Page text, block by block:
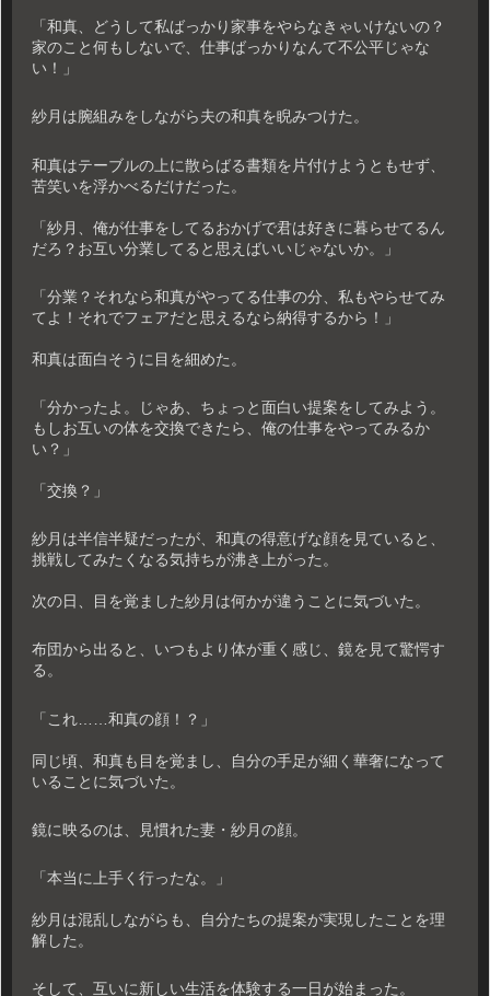
「和真、どうして私ばっかり家事をやらなきゃいけないの？
家のこと何もしないで、仕事ばっかりなんて不公平じゃな
い！」
紗月は腕組みをしながら夫の和真を睨みつけた。
和真はテーブルの上に散らばる書類を片付けようともせず、
苦笑いを浮かべるだけだった。
「紗月、俺が仕事をしてるおかげで君は好きに暮らせてるん
だろ？お互い分業してると思えばいいじゃないか。」
「分業？それなら和真がやってる仕事の分、私もやらせてみ
てよ！それでフェアだと思えるなら納得するから！」
和真は面白そうに目を細めた。
「分かったよ。じゃあ、ちょっと面白い提案をしてみよう。
もしお互いの体を交換できたら、俺の仕事をやってみるか
い？」
「交換？」
紗月は半信半疑だったが、和真の得意げな顔を見ていると、
挑戦してみたくなる気持ちが沸き上がった。
次の日、目を覚ました紗月は何かが違うことに気づいた。
布団から出ると、いつもより体が重く感じ、鏡を見て驚愕す
る。
「これ……和真の顔！？」
同じ頃、和真も目を覚まし、自分の手足が細く華奢になって
いることに気づいた。
鏡に映るのは、見慣れた妻・紗月の顔。
「本当に上手く行ったな。」
紗月は混乱しながらも、自分たちの提案が実現したことを理
解した。
そして、互いに新しい生活を体験する一日が始まった。